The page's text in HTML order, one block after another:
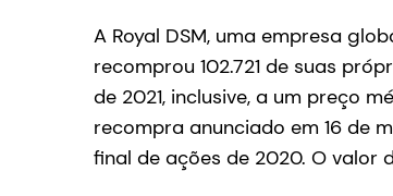
A Royal DSM, uma empresa
recomprou 102.721 de suas
de 2021, inclusive, a um preço
recompra anunciado em 16 de
final de ações de 2020. O valor